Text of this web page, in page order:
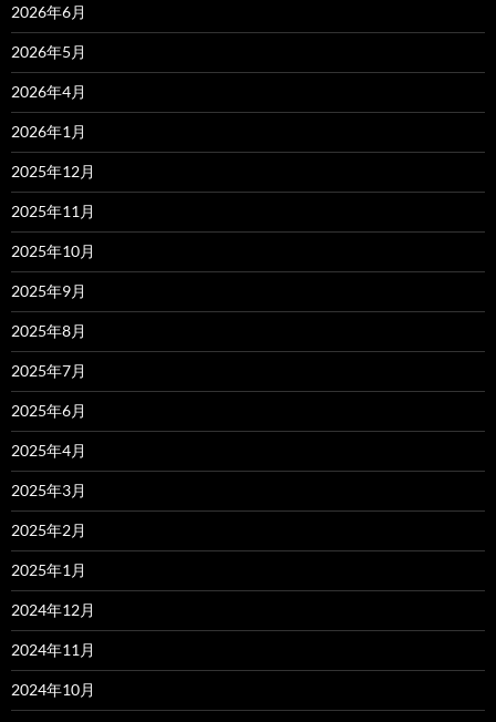
2026年6月
2026年5月
2026年4月
2026年1月
2025年12月
2025年11月
2025年10月
2025年9月
2025年8月
2025年7月
2025年6月
2025年4月
2025年3月
2025年2月
2025年1月
2024年12月
2024年11月
2024年10月